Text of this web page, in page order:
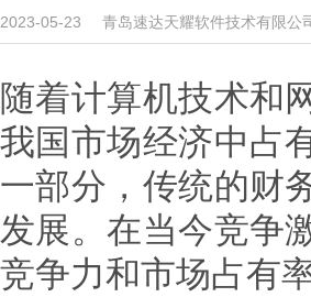
2023-05-23 青岛速达天耀软件技术有限公
随着计算机技术和
我国市场经济中占
一部分，传统的财
发展。在当今竞争
竞争力和市场占有